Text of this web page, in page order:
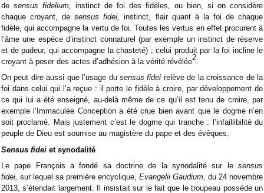
de sensus fidelium, instinct de foi des fidèles, ou bien, si on considère
chaque croyant, desensus fidei,instinct, flair quant à la foi de chaque
fidèle, qui accompagne la vertu de foi. Toutes les vertus en effet procurent à
l’âme une espèce d’instinct connaturel (par exemple un instinct de réserve
et de pudeur, qui accompagne la chasteté) ; celui produit par la foi incline le
croyant à poser des actes d’adhésion à la vérité révélée2.
On peut dire aussi que l’usage du sensus fidei relève de la croissance de la
foi dans celui qui l’a reçue : il porte le fidèle à croire, par développement de
ce qui lui a été enseigné, au-delà même de ce qu’il est tenu de croire, par
exemple l’Immaculée Conception a été crue bien avant que le dogme n’en
soit proclamé. Mais justement c’est le dogme qui tranche : l’infaillibilité du
peuple de Dieu est soumise au magistère du pape et des évêques.
Sensus fidei et synodalité
Le pape François a fondé sa doctrine de la synodalité sur le sensus
fidei, sur lequel sa première encyclique, Evangelii Gaudium , du 24 novembre
2013, s’étendait largement. Il insistait sur le fait que le troupeau possède un